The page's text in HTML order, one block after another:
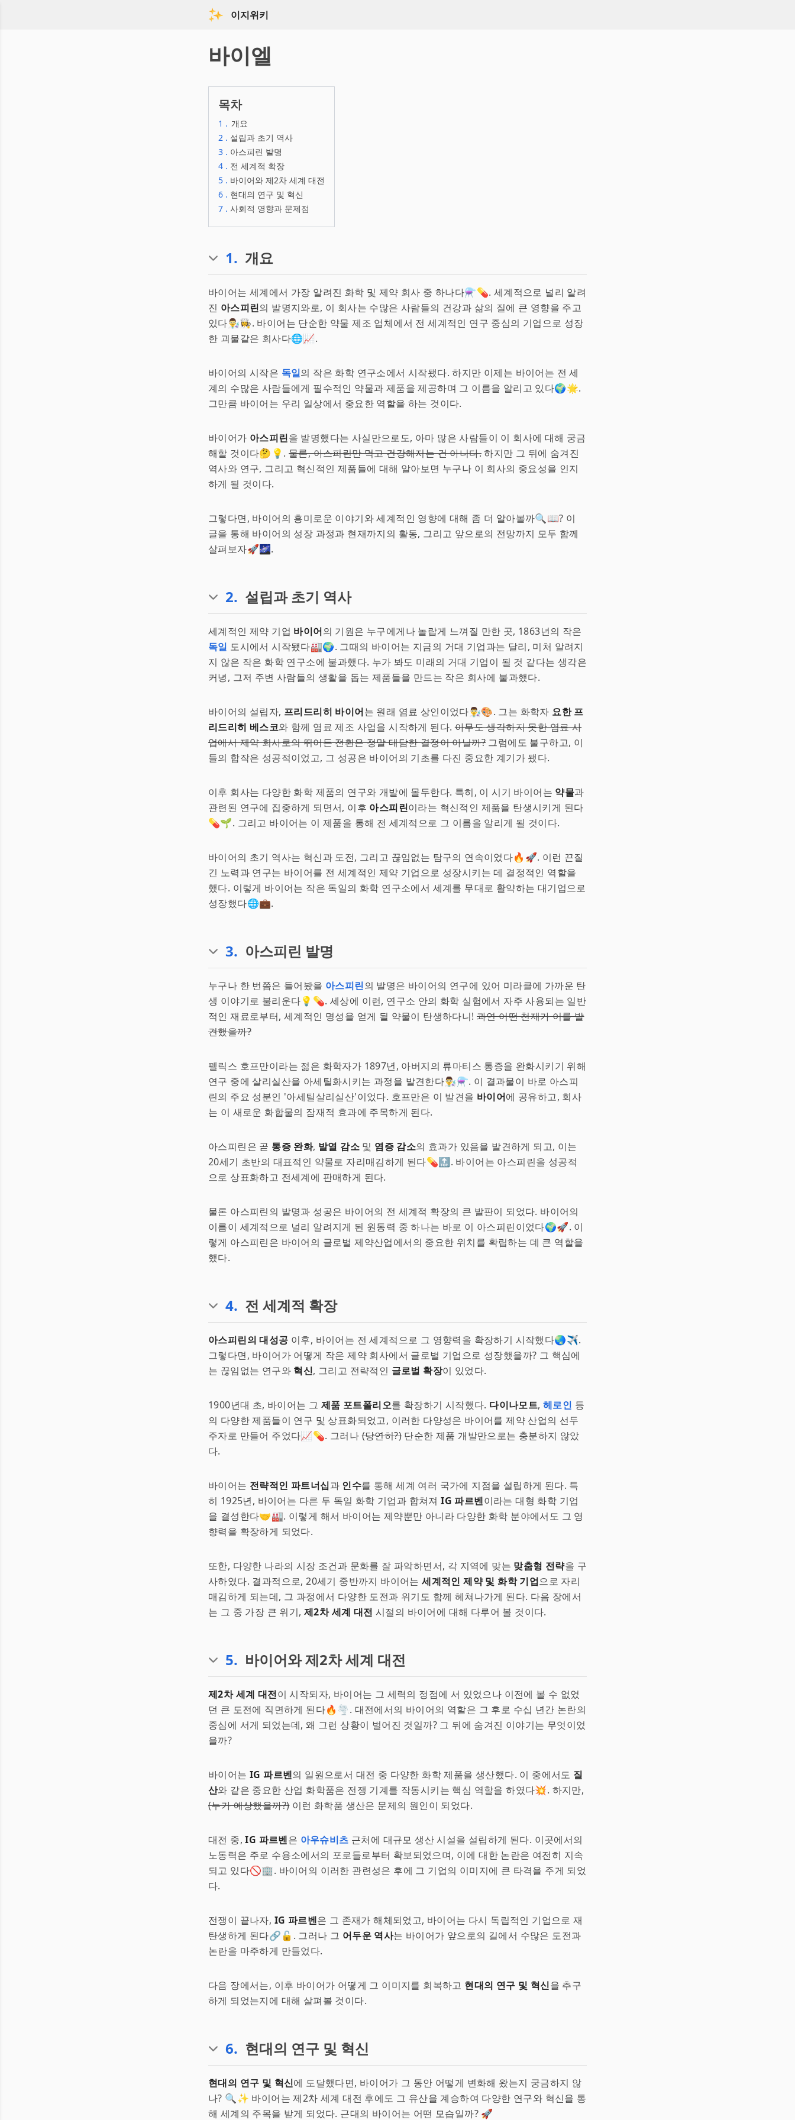
이지위키
바이엘
목차
1 . 개요
2 . 설립과 초기 역사
3 . 아스피린 발명
4 . 전 세계적 확장
5 . 바이어와 제2차 세계 대전
6 . 현대의 연구 및 혁신
7 . 사회적 영향과 문제점
1. 개요
바이어는 세계에서 가장 알려진 화학 및 제약 회사 중 하나다⚗️💊. 세계적으로 널리 알려
진 아스피린의 발명지와로, 이 회사는 수많은 사람들의 건강과 삶의 질에 큰 영향을 주고
있다👨‍🔬👩‍🍳. 바이어는 단순한 약물 제조 업체에서 전 세계적인 연구 중심의 기업으로 성장
한 괴물같은 회사다🌐📈.
바이어의 시작은 독일의 작은 화학 연구소에서 시작됐다. 하지만 이제는 바이어는 전 세
계의 수많은 사람들에게 필수적인 약물과 제품을 제공하며 그 이름을 알리고 있다🌍🌟.
그만큼 바이어는 우리 일상에서 중요한 역할을 하는 것이다.
바이어가 아스피린을 발명했다는 사실만으로도, 아마 많은 사람들이 이 회사에 대해 궁금
해할 것이다🤔💡. 물론, 아스피린만 먹고 건강해지는 건 아니다.하지만 그 뒤에 숨겨진
역사와 연구, 그리고 혁신적인 제품들에 대해 알아보면 누구나 이 회사의 중요성을 인지
하게 될 것이다.
그렇다면, 바이어의 흥미로운 이야기와 세계적인 영향에 대해 좀 더 알아볼까🔍📖? 이
글을 통해 바이어의 성장 과정과 현재까지의 활동, 그리고 앞으로의 전망까지 모두 함께
살펴보자🚀🌌.
2. 설립과 초기 역사
세계적인 제약 기업 바이어의 기원은 누구에게나 놀랍게 느껴질 만한 곳, 1863년의 작은
독일 도시에서 시작됐다🏭🌍. 그때의 바이어는 지금의 거대 기업과는 달리, 미처 알려지
지 않은 작은 화학 연구소에 불과했다. 누가 봐도 미래의 거대 기업이 될 것 같다는 생각은
커녕, 그저 주변 사람들의 생활을 돕는 제품들을 만드는 작은 회사에 불과했다.
바이어의 설립자, 프리드리히 바이어는 원래 염료 상인이었다👨‍🔬🎨. 그는 화학자 요한 프
리드리히 베스코와 함께 염료 제조 사업을 시작하게 된다.아무도 생각하지 못한 염료 사
업에서 제약 회사로의 뛰어든 전환은 정말 대담한 결정이 아닐까? 그럼에도 불구하고, 이
들의 합작은 성공적이었고, 그 성공은 바이어의 기초를 다진 중요한 계기가 됐다.
이후 회사는 다양한 화학 제품의 연구와 개발에 몰두한다. 특히, 이 시기 바이어는 약물과
관련된 연구에 집중하게 되면서, 이후 아스피린이라는 혁신적인 제품을 탄생시키게 된다
💊🌱. 그리고 바이어는 이 제품을 통해 전 세계적으로 그 이름을 알리게 될 것이다.
바이어의 초기 역사는 혁신과 도전, 그리고 끊임없는 탐구의 연속이었다🔥🚀. 이런 끈질
긴 노력과 연구는 바이어를 전 세계적인 제약 기업으로 성장시키는 데 결정적인 역할을
했다. 이렇게 바이어는 작은 독일의 화학 연구소에서 세계를 무대로 활약하는 대기업으로
성장했다🌐💼.
3. 아스피린 발명
누구나 한 번쯤은 들어봤을 아스피린의 발명은 바이어의 연구에 있어 미라클에 가까운 탄
생 이야기로 불리운다💡💊. 세상에 이런, 연구소 안의 화학 실험에서 자주 사용되는 일반
적인 재료로부터, 세계적인 명성을 얻게 될 약물이 탄생하다니! 과연 어떤 천재가 이를 발
견했을까?
펠릭스 호프만이라는 젊은 화학자가 1897년, 아버지의 류마티스 통증을 완화시키기 위해
연구 중에 살리실산을 아세틸화시키는 과정을 발견한다👨‍🔬⚗. 이 결과물이 바로 아스피
린의 주요 성분인 '아세틸살리실산'이었다. 호프만은 이 발견을 바이어에 공유하고, 회사
는 이 새로운 화합물의 잠재적 효과에 주목하게 된다.
아스피린은 곧 통증 완화, 발열 감소 및 염증 감소의 효과가 있음을 발견하게 되고, 이는
20세기 초반의 대표적인 약물로 자리매김하게 된다💊🔝. 바이어는 아스피린을 성공적
으로 상표화하고 전세계에 판매하게 된다.
물론 아스피린의 발명과 성공은 바이어의 전 세계적 확장의 큰 발판이 되었다. 바이어의
이름이 세계적으로 널리 알려지게 된 원동력 중 하나는 바로 이 아스피린이었다🌍🚀. 이
렇게 아스피린은 바이어의 글로벌 제약산업에서의 중요한 위치를 확립하는 데 큰 역할을
했다.
4. 전 세계적 확장
아스피린의 대성공 이후, 바이어는 전 세계적으로 그 영향력을 확장하기 시작했다🌏✈.
그렇다면, 바이어가 어떻게 작은 제약 회사에서 글로벌 기업으로 성장했을까? 그 핵심에
는 끊임없는 연구와 혁신, 그리고 전략적인 글로벌 확장이 있었다.
1900년대 초, 바이어는 그 제품 포트폴리오를 확장하기 시작했다. 다이나모트,헤로인 등
의 다양한 제품들이 연구 및 상표화되었고, 이러한 다양성은 바이어를 제약 산업의 선두
주자로 만들어 주었다📈💊. 그러나(당연히?) 단순한 제품 개발만으로는 충분하지 않았
다.
바이어는 전략적인 파트너십과 인수를 통해 세계 여러 국가에 지점을 설립하게 된다. 특
히 1925년, 바이어는 다른 두 독일 화학 기업과 합쳐져IG 파르벤이라는 대형 화학 기업
을 결성한다🤝🏭. 이렇게 해서 바이어는 제약뿐만 아니라 다양한 화학 분야에서도 그 영
향력을 확장하게 되었다.
또한, 다양한 나라의 시장 조건과 문화를 잘 파악하면서, 각 지역에 맞는 맞춤형 전략을 구
사하였다. 결과적으로, 20세기 중반까지 바이어는세계적인 제약 및 화학 기업으로 자리
매김하게 되는데, 그 과정에서 다양한 도전과 위기도 함께 헤쳐나가게 된다. 다음 장에서
는 그 중 가장 큰 위기, 제2차 세계 대전 시절의 바이어에 대해 다루어 볼 것이다.
5. 바이어와 제2차 세계 대전
제2차 세계 대전이 시작되자, 바이어는 그 세력의 정점에 서 있었으나 이전에 볼 수 없었
던 큰 도전에 직면하게 된다🔥🌪️. 대전에서의 바이어의 역할은 그 후로 수십 년간 논란의
중심에 서게 되었는데, 왜 그런 상황이 벌어진 것일까? 그 뒤에 숨겨진 이야기는 무엇이었
을까?
바이어는 IG 파르벤의 일원으로서 대전 중 다양한 화학 제품을 생산했다. 이 중에서도 질
산와 같은 중요한 산업 화학품은 전쟁 기계를 작동시키는 핵심 역할을 하였다💥. 하지만,
(누가 예상했을까?)이런 화학품 생산은 문제의 원인이 되었다.
대전 중,IG 파르벤은 아우슈비츠 근처에 대규모 생산 시설을 설립하게 된다. 이곳에서의
노동력은 주로 수용소에서의 포로들로부터 확보되었으며, 이에 대한 논란은 여전히 지속
되고 있다🚫🏢. 바이어의 이러한 관련성은 후에 그 기업의 이미지에 큰 타격을 주게 되었
다.
전쟁이 끝나자, IG 파르벤은 그 존재가 해체되었고, 바이어는 다시 독립적인 기업으로 재
탄생하게 된다🔗🔓. 그러나 그 어두운 역사는 바이어가 앞으로의 길에서 수많은 도전과
논란을 마주하게 만들었다.
다음 장에서는, 이후 바이어가 어떻게 그 이미지를 회복하고 현대의 연구 및 혁신을 추구
하게 되었는지에 대해 살펴볼 것이다.
6. 현대의 연구 및 혁신
현대의 연구 및 혁신에 도달했다면, 바이어가 그 동안 어떻게 변화해 왔는지 궁금하지 않
나? 🔍✨ 바이어는 제2차 세계 대전 후에도 그 유산을 계승하여 다양한 연구와 혁신을 통
해 세계의 주목을 받게 되었다. 근대의 바이어는 어떤 모습일까? 🚀